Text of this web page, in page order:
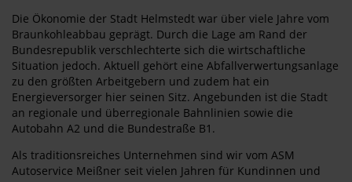
Die Ökonomie der Stadt Helmstedt war über viele Jahre vom
Braunkohleabbau geprägt. Durch die Lage am Rand der
Bundesrepublik verschlechterte sich die wirtschaftliche
Situation jedoch. Aktuell gehört eine Abfallverwertungsanlage
zu den größten Arbeitgebern und zudem hat ein
Energieversorger hier seinen Sitz. Angebunden ist die Stadt
an regionale und überregionale Bahnlinien sowie die
Autobahn A2 und die Bundestraße B1.
Als traditionsreiches Unternehmen sind wir vom ASM
Autoservice Meißner seit vielen Jahren für Kundinnen und